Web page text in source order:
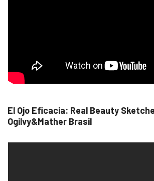
El Ojo Eficacia: Real Beauty
Ogilvy&Mather Brasil